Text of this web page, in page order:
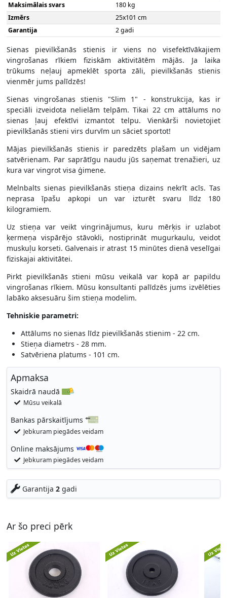
Maksimālais svars
180 kg
Izmērs
25х101 cm
Garantija
2 gadi
Sienas pievilkšanās stienis ir viens no visefektīvākajiem
vingrošanas rīkiem fiziskām aktivitātēm mājās. Ja laika
trūkums neļauj apmeklēt sporta zāli, pievilkšanās stienis
vienmēr jums palīdzēs!
Sienas vingrošanas stienis "Slim 1" - konstrukcija, kas ir
speciāli izveidota nelielām telpām. Tikai 22 cm attālums no
sienas ļauj efektīvi izmantot telpu. Vienkārši novietojiet
pievilkšanās stieni virs durvīm un sāciet sportot!
Mājas pievilkšanās stienis ir paredzēts plašam un vidējam
satvērienam. Par saprātīgu naudu jūs saņemat trenažieri, uz
kura var vingrot visa ģimene.
Melnbalts sienas pievilkšanās stieņa dizains nekrīt acīs. Tas
neprasa īpašu apkopi un var izturēt svaru līdz 180
kilogramiem.
Uz stieņa var veikt vingrinājumus, kuru mērķis ir uzlabot
ķermeņa vispārējo stāvokli, nostiprināt mugurkaulu, veidot
muskuļu korseti. Galvenais ir atrast 15 minūtes dienā veselīgai
fiziskajai aktivitātei.
Pirkt pievilkšanās stieni mūsu veikalā var kopā ar papildu
vingrošanas rīkiem. Mūsu konsultanti palīdzēs jums izvēlēties
labāko aksesuāru šim stieņa modelim.
Tehniskie parametri:
Attālums no sienas līdz pievilkšanās stienim - 22 cm.
Stieņa diametrs - 28 mm.
Satvēriena platums - 101 cm.
Apmaksa
Skaidrā naudā
Mūsu veikalā
Bankas pārskaitījums
Jebkuram piegādes veidam
Online maksājums
Jebkuram piegādes veidam
Garantija 2gadi
Ar šo preci pērk